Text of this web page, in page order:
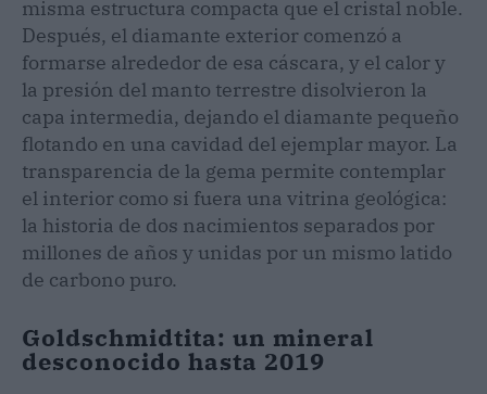
misma estructura compacta que el cristal noble.
Después, el diamante exterior comenzó a
formarse alrededor de esa cáscara, y el calor y
la presión del manto terrestre disolvieron la
capa intermedia, dejando el diamante pequeño
flotando en una cavidad del ejemplar mayor. La
transparencia de la gema permite contemplar
el interior como si fuera una vitrina geológica:
la historia de dos nacimientos separados por
millones de años y unidas por un mismo latido
de carbono puro.
Goldschmidtita: un mineral
desconocido hasta 2019